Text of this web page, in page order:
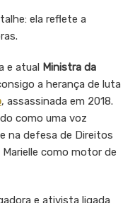
ela reflete a
e atual Ministra da
a herança de luta
, assassinada em 2018.
como uma voz
na defesa de Direitos
como motor de
e ativista ligada